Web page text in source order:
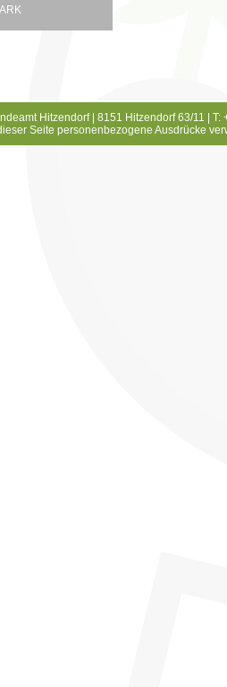
Hitzendorf | 8151 Hitzendorf 63/11 |
Seite personenbezogene Ausdrücke